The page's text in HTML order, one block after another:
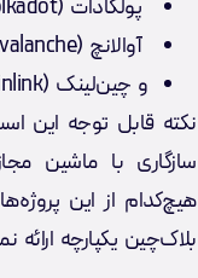
پولکادات (Polkadot) و کازماس (Cosmos) روی تعامل‌پذیری،
آوالانچ (Avalanche) روی مقیاس‌پذیری،
و چین‌لینک (Chainlink) روی ارتباط بلاکچین‌ها تمرکز دارند؛
نکته قابل توجه این
سازگاری با ماشین
هیچ‌کدام از این
بلاک‌چین یکپارچه ارائه